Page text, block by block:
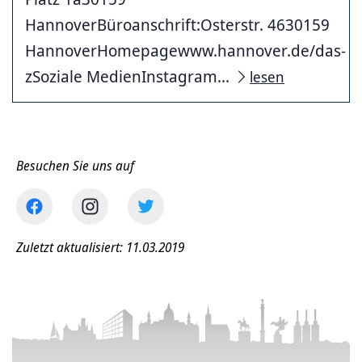
HannoverBüroanschrift:Osterstr. 4630159
HannoverHomepagewww.hannover.de/das-
zSoziale MedienInstagram...
lesen
Besuchen Sie uns auf
Zuletzt aktualisiert: 11.03.2019